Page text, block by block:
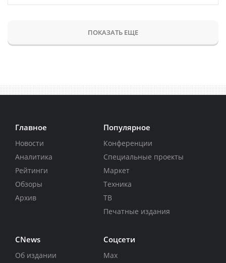
ПОКАЗАТЬ ЕЩЕ
Главное
Новости
Аналитика
Рейтинги
Обзоры
Архив
Популярное
Конференции
Специальные проекты
Маркет
Техника
ТВ
Печатные издания
CNews
Об издании
Соцсети
Max